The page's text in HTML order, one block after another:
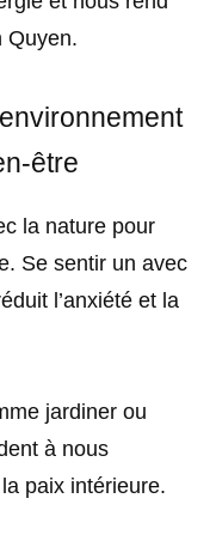
Quyen.
être
la nature pour
Se sentir un avec
l’anxiété et la
jardiner ou
à nous
paix intérieure.